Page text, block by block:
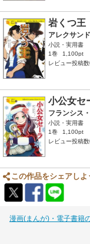
岩くつ王
アレクサン
小説・実用書
1巻
1,100pt
レビュー投稿
小公女セ
フランシス
小説・実用書
1巻
1,100pt
レビュー投稿
この作品をシェアしよ
漫画(まんが)・電子書籍